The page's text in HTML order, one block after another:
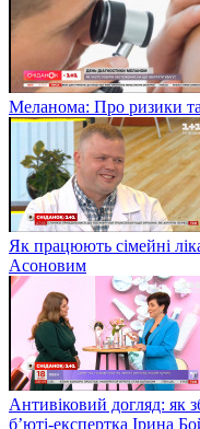
Меланома: Про ризики
Як працюють сімейні
Асоновим
Антивіковий догляд: як
б’юті-експертка Ірина